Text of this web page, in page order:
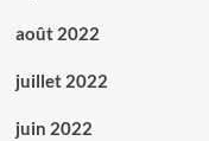
août 2022
juillet 2022
juin 2022